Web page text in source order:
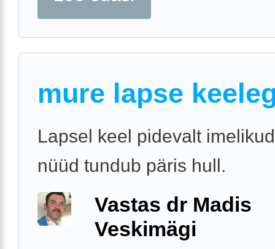
mure lapse
Lapsel keel pidevalt
nüüd tundub päris hull.
Vastas dr Madis
Veskimägi